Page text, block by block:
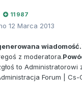
11 987
12 Marca 2013
wiadomość.
z moderatora.
to Administratorowi
Forum | Cs-